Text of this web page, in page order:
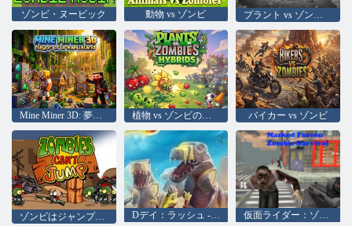
ゾンビ・ヌービック 動物 vs ゾンビ プラント vs ゾンビ フュージョン ナイトメア
Mine Miner 3D: 夢の島の市長 植物 vs ゾンビのハイブリッド バイカー vs ゾンビ
ゾンビはジャンプすることはできません Dデイ：ラッシュ - タワーディフェンス 仮面ライダー：ゾンビサバイバル